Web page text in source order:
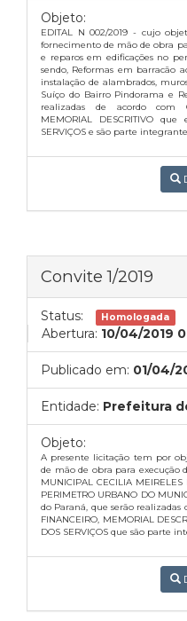
Objeto:
EDITAL N 002/2019 - cujo
fornecimento de mão de obra
e reparos em edificações no
sendo, Reformas em barracão
instalação de alambrados,
Suíço do Bairro Pindorama e
realizadas de acordo com
MEMORIAL DESCRITIVO que
SERVIÇOS e são parte
Convite 1/2019
Status: Homologada
Abertura: 10/04/2019
Publicado em: 01/04/
Entidade: Prefeitura
Objeto:
A presente licitação tem por
de mão de obra para execução
MUNICIPAL CECILIA
PERIMETRO URBANO DO
do Paraná, que serão realizadas
FINANCEIRO, MEMORIAL
DOS SERVIÇOS que são parte